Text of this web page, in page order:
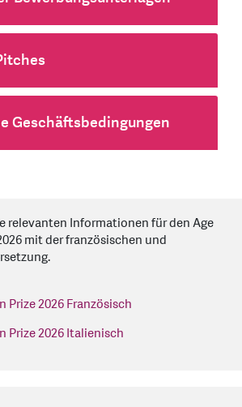
Geschäftsbedingungen
relevanten Informationen für den Age
mit der französischen und
Prize 2026 Französisch
Prize 2026 Italienisch